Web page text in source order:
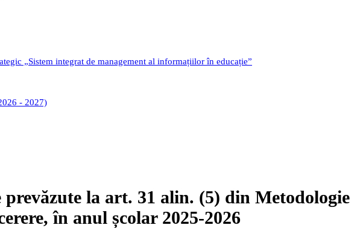
„Sistem integrat de management al informațiilor în educație”
- 2027)
la art. 31 alin. (5) din Metodologie
în anul școlar 2025-2026